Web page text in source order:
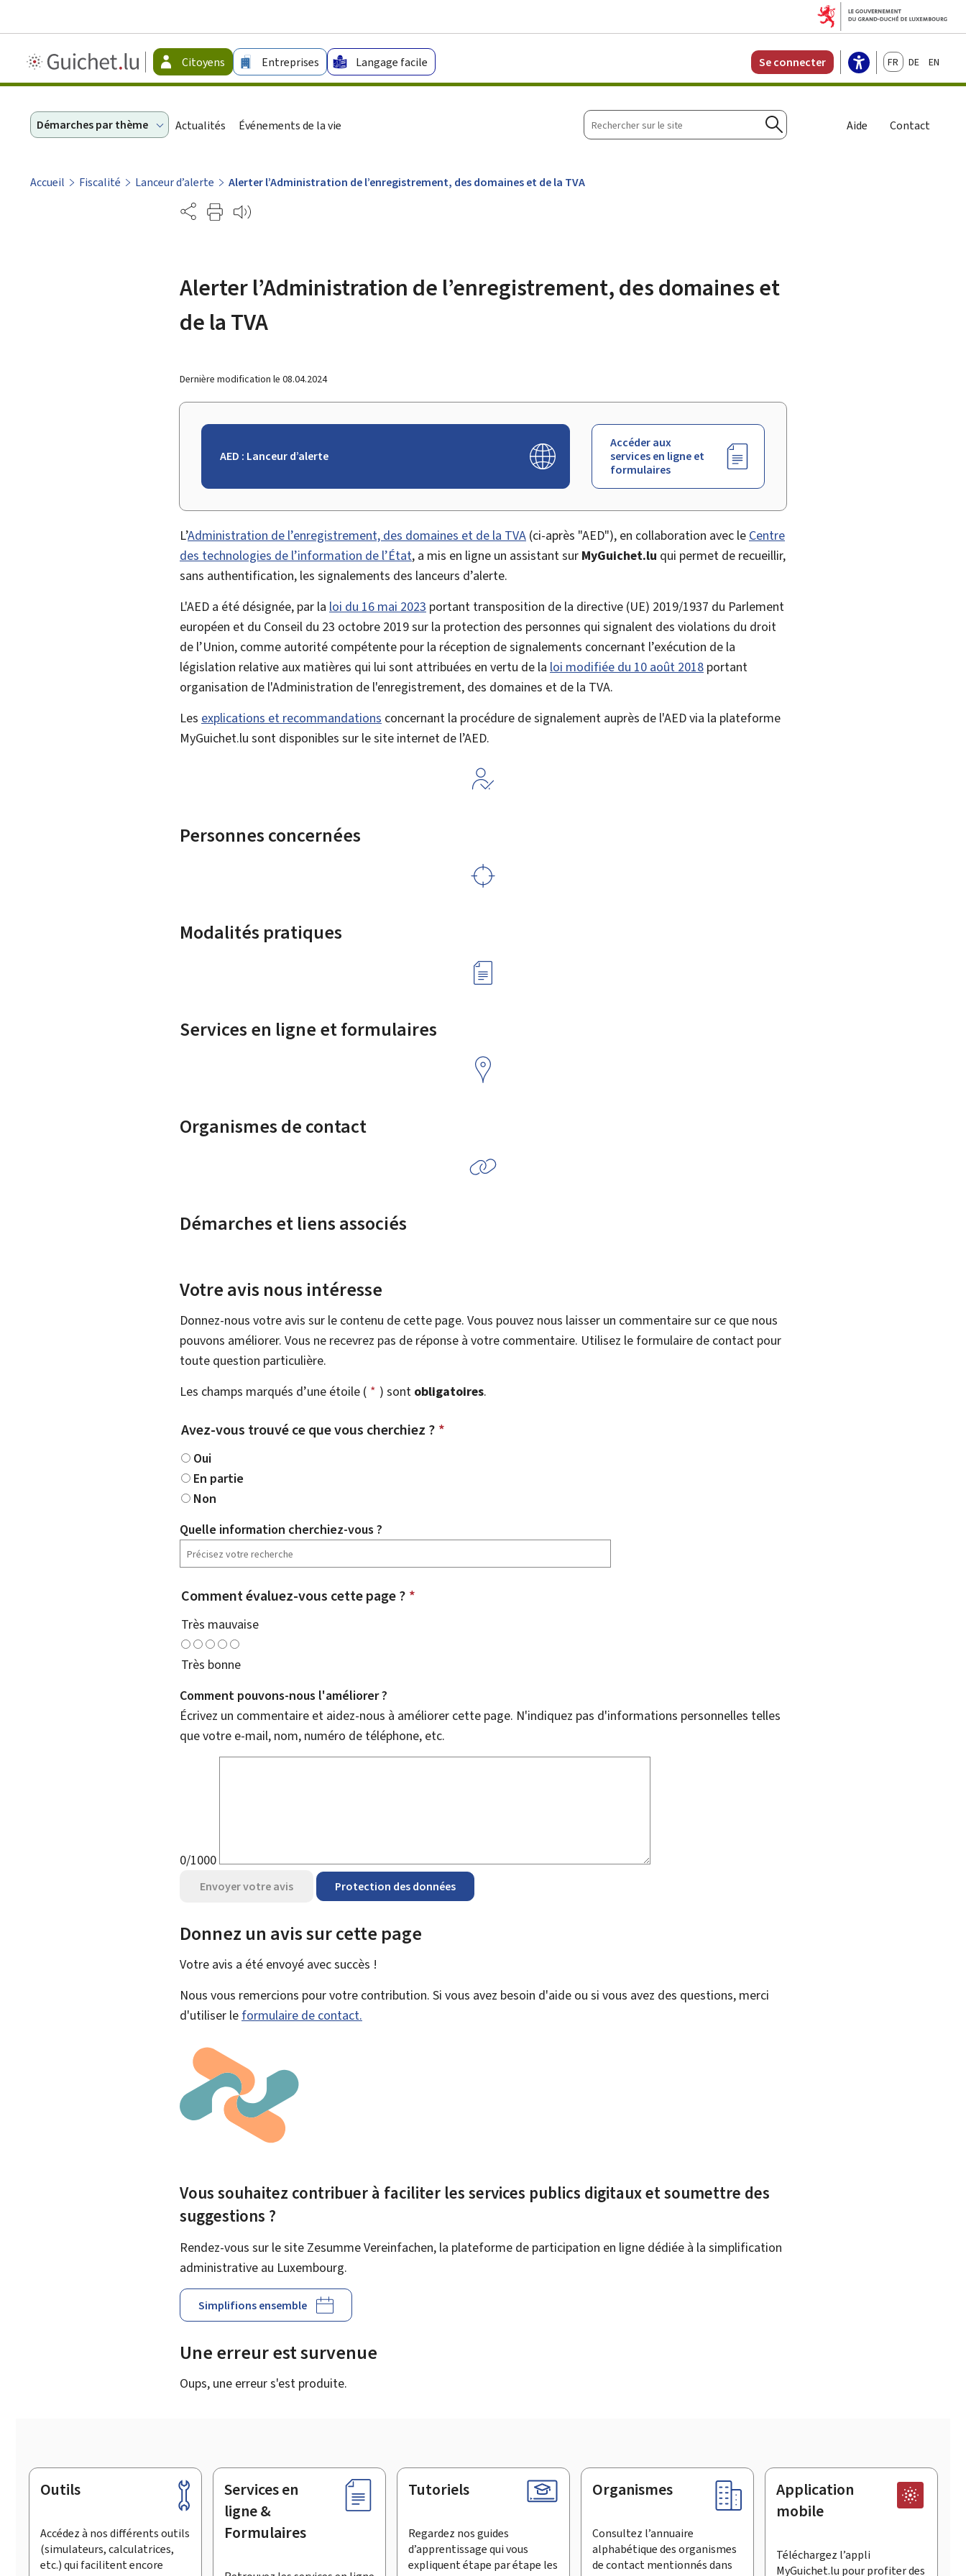
Guichet.lu
-
Citoyens Entreprises Langage facile Se connecter FrançaisDeutschEnglish
Démarches par thème Actualités Événements de la vie
Rechercher
sur
site
Rechercher
Aide Contact
Accueil Fiscalité Lanceur d’alerte
Alerter l’Administration de l’enregistrement, des domaines et de la TVA
Partage
Alerter l’Administration de l’enregistrement, des domaines et
de la TVA
Dernière modification le 08.04.2024
AED : Lanceur d’alerte
Accéder aux
services en ligne et
formulaires
L’Administration de l’enregistrement, des domaines et de la TVA (ci-après "AED"), en collaboration avec le Centre
des technologies de l’information de l’État, a mis en ligne un assistant sur MyGuichet.lu qui permet de recueillir,
sans authentification, les signalements des lanceurs d’alerte.
L'AED a été désignée, par la loi du 16 mai 2023 portant transposition de la directive (UE) 2019/1937 du Parlement
européen et du Conseil du 23 octobre 2019 sur la protection des personnes qui signalent des violations du droit
de l’Union, comme autorité compétente pour la réception de signalements concernant l’exécution de la
législation relative aux matières qui lui sont attribuées en vertu de la loi modifiée du 10 août 2018 portant
organisation de l'Administration de l'enregistrement, des domaines et de la TVA.
Les explications et recommandations concernant la procédure de signalement auprès de l'AED via la plateforme
MyGuichet.lu sont disponibles sur le site internet de l’AED.
Personnes concernées
Modalités pratiques
Services en ligne et formulaires
Organismes de contact
Démarches et liens associés
Votre avis nous intéresse
Donnez-nous votre avis sur le contenu de cette page. Vous pouvez nous laisser un commentaire sur ce que nous
pouvons améliorer. Vous ne recevrez pas de réponse à votre commentaire. Utilisez le formulaire de contact pour
toute question particulière.
Les champs marqués d’une étoile ( * ) sont obligatoires.
Avez-vous trouvé ce que vous cherchiez ? *
Oui
En partie
Non
Quelle information cherchiez-vous ?
Comment évaluez-vous cette page ? *
Très mauvaise
Très bonne
Comment pouvons-nous l'améliorer ?
Écrivez un commentaire et aidez-nous à améliorer cette page. N'indiquez pas d'informations personnelles telles
que votre e-mail, nom, numéro de téléphone, etc.
0/1000
Envoyer votre avis Protection des données
Donnez un avis sur cette page
Votre avis a été envoyé avecsuccès !
Nous vous remercions pour votre contribution. Si vous avez besoin d'aide ou si vous avez des questions, merci
d'utiliser le formulaire de contact.
Vous souhaitez contribuer à faciliter les services publics digitaux et soumettre des
suggestions ?
Rendez-vous sur le site Zesumme Vereinfachen, la plateforme de participation en ligne dédiée à la simplification
administrative au Luxembourg.
Simplifions ensemble
Une erreur est survenue
Oups, une erreur s'est produite.
Pied
page
Outils
Accédez à nos différents outils
(simulateurs, calculatrices,
etc.) qui facilitent encore
Services en
ligne &
Formulaires
Tutoriels
Regardez nos guides
d’apprentissage qui vous
expliquent étape par étape les
Organismes
Consultez l’annuaire
alphabétique des organismes
de contact mentionnés dans
Application
mobile
Téléchargez l’appli
MyGuichet.lu pour profiter des